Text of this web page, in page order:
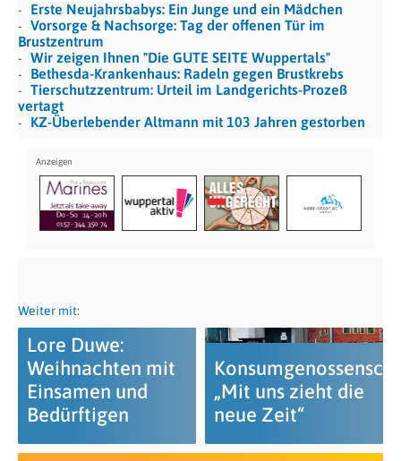
Erste Neujahrsbabys: Ein Junge und ein Mädchen
Vorsorge & Nachsorge: Tag der offenen Tür im
Brustzentrum
Wir zeigen Ihnen "Die GUTE SEITE Wuppertals"
Bethesda-Krankenhaus: Radeln gegen Brustkrebs
Tierschutzzentrum: Urteil im Landgerichts-Prozeß
vertagt
KZ-Überlebender Altmann mit 103 Jahren gestorben
Weiter mit:
Lore Duwe:
Weihnachten mit
Einsamen und
Bedürftigen
„Mit uns zieht die
neue Zeit“